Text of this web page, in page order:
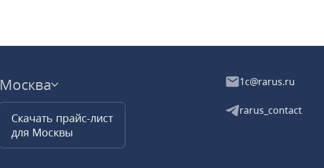
Москва
Скачать прайс-лист
для Москвы
1c@rarus.ru
rarus_contact